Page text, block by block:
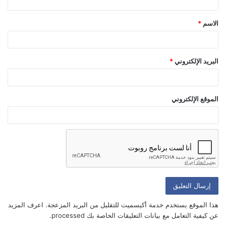
ق
*
الاسم *
البريد الإلكتروني *
الموقع الإلكتروني
أعلمني بالمواضيع الجديدة بواسطة البريد الإلكتروني.
هذا الموقع يستخدم خدمة أكيسميت للتقليل من البريد المزعجة. اعرف المزيد
عن كيفية التعامل مع بيانات التعليقات الخاصة بك processed
.